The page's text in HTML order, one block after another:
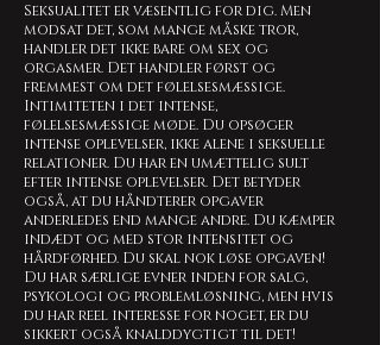
Seksualitet er væsentlig for dig. Men
modsat det, som mange måske tror,
handler det ikke bare om sex og
orgasmer. Det handler først og
fremmest om det følelsesmæssige.
Intimiteten i det intense,
følelsesmæssige møde. Du opsøger
intense oplevelser, ikke alene i seksuelle
relationer. Du har en umættelig sult
efter intense oplevelser. Det betyder
også, at du håndterer opgaver
anderledes end mange andre. Du kæmper
indædt og med stor intensitet og
hårdførhed. Du skal nok løse opgaven!
Du har særlige evner inden for salg,
psykologi og problemløsning, men hvis
du har reel interesse for noget, er du
sikkert også knalddygtigt til det!